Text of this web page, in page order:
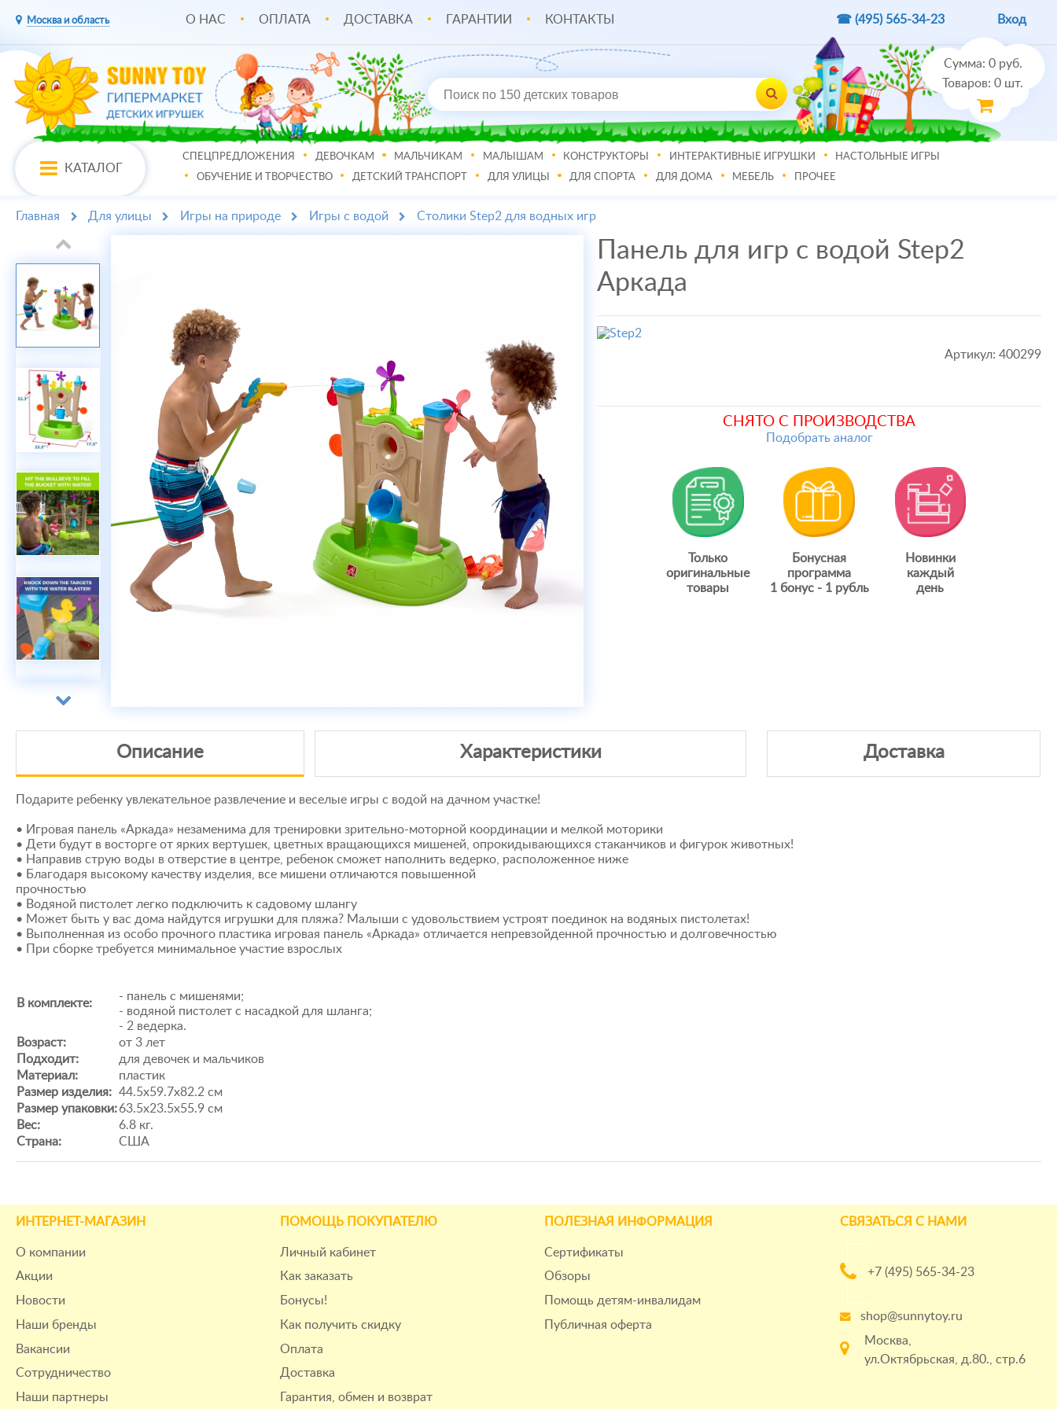
Сумма: 0руб.
Товаров:0 шт.
Москва и область О НАС ОПЛАТА ДОСТАВКА ГАРАНТИИ КОНТАКТЫ ☎ (495)565-34-23 Вход
КАТАЛОГ
СПЕЦПРЕДЛОЖЕНИЯ ДЕВОЧКАМ МАЛЬЧИКАМ МАЛЫШАМ КОНСТРУКТОРЫ ИНТЕРАКТИВНЫЕ ИГРУШКИ
НАСТОЛЬНЫЕ ИГРЫ
ОБУЧЕНИЕ И ТВОРЧЕСТВО
ДЕТСКИЙ ТРАНСПОРТ ДЛЯ УЛИЦЫ ДЛЯ СПОРТА ДЛЯ ДОМА МЕБЕЛЬ ПРОЧЕЕ
Главная Для улицы Игры на природе Игры с водой Столики Step2 для водных игр
Панель для игр с водой Step2
Аркада
Артикул: 400299
СНЯТО С ПРОИЗВОДСТВА
Подобрать аналог
Только
оригинальные
товары
Бонусная
программа
1 бонус - 1 рубль
Новинки
каждый
день
Описание Характеристики Доставка
Подарите ребенку увлекательное развлечение и веселые игры с водой на дачном участке!
• Игровая панель «Аркада» незаменима для тренировки зрительно-моторной координации и мелкой моторики
• Дети будут в восторге от ярких вертушек, цветных вращающихся мишеней, опрокидывающихся стаканчиков и фигурок животных!
• Направив струю воды в отверстие в центре, ребенок сможет наполнить ведерко, расположенное ниже
• Благодаря высокому качеству изделия, все мишени отличаются повышенной
прочностью
• Водяной пистолет легко подключить к садовому шлангу
• Может быть у вас дома найдутся игрушки для пляжа? Малыши с удовольствием устроят поединок на водяных пистолетах!
• Выполненная из особо прочного пластика игровая панель «Аркада» отличается непревзойденной прочностью и долговечностью
• При сборке требуется минимальное участие взрослых
В комплекте:
- панель с мишенями;
- водяной пистолет с насадкой для шланга;
- 2 ведерка.
Возраст:
от 3 лет
Подходит:
для девочек и мальчиков
Материал:
пластик
Размер изделия: 44.5х59.7х82.2 см
Размер упаковки:63.5х23.5х55.9 см
Вес:
6.8 кг.
Страна:
США
ИНТЕРНЕТ-МАГАЗИН
О компании
Акции
Новости
Наши бренды
Вакансии
Сотрудничество
Наши партнеры
ПОМОЩЬ ПОКУПАТЕЛЮ
Личный кабинет
Как заказать
Бонусы!
Как получить скидку
Оплата
Доставка
Гарантия, обмен и возврат
ПОЛЕЗНАЯ ИНФОРМАЦИЯ
Сертификаты
Обзоры
Помощь детям-инвалидам
Публичная оферта
СВЯЗАТЬСЯ С НАМИ
+7 (495) 565-34-23
shop@sunnytoy.ru
Москва,
ул.Октябрьская, д.80., стр.6